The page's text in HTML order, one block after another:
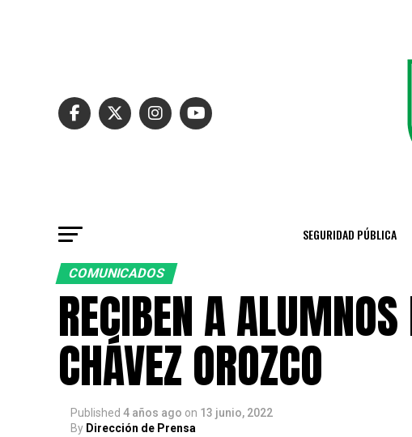
SEGURIDAD PÚBLICA
COMUNICADOS
RECIBEN A
CHÁVEZ OROZCO
Published 4 años ago on 13 junio, 2022
By Dirección de Prensa